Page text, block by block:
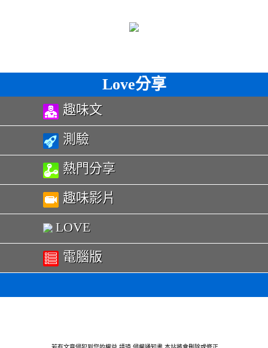
Love分享
趣味文
測驗
熱門分享
趣味影片
LOVE
電腦版